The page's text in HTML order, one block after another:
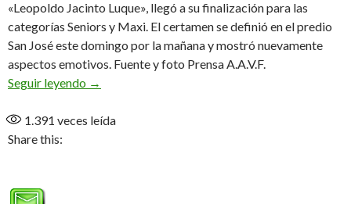
«Leopoldo Jacinto Luque», llegó a su finalización para las
categorías Seniors y Maxi. El certamen se definió en el predio
San José este domingo por la mañana y mostró nuevamente
aspectos emotivos. Fuente y foto Prensa A.A.V.F.
Seguir leyendo Los primeros campeones
→
1.391 veces leída
Share this: